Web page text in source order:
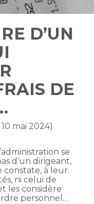
D’UN
DE
mai 2024)
se
d’un dirigeant,
constate, à leur
ni celui de
les considère
personnel…